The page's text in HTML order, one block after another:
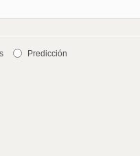
Predicción